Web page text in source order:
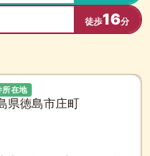
徒歩16分
所在地
県徳島市庄町